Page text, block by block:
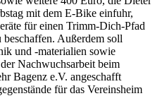
mit dem E-Bike einfuhr,
für einen Trimm-Dich-Pfad
Außerdem soll
und -materialien sowie
Nachwuchsarbeit beim
Bagenz e.V. angeschafft
für das Vereinsheim